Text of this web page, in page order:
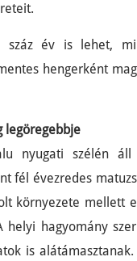
év is lehet,
hengerként
legöregebbje
nyugati szélén áll
fél évezredes
környezete mellett
helyi hagyomány
is